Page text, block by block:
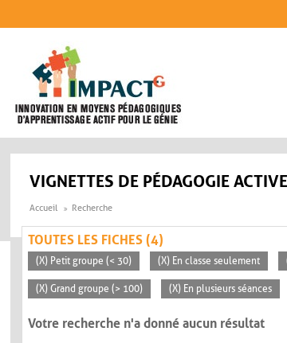
VIGNETTES DE PÉDAGOGIE ACTIVE
Accueil Recherche
TOUTES LES FICHES (4)
(X) Petit groupe (< 30) (X) En classe seulement
(X) Grand groupe (> 100) (X) En plusieurs séances
Votre recherche n'a donné aucun résultat